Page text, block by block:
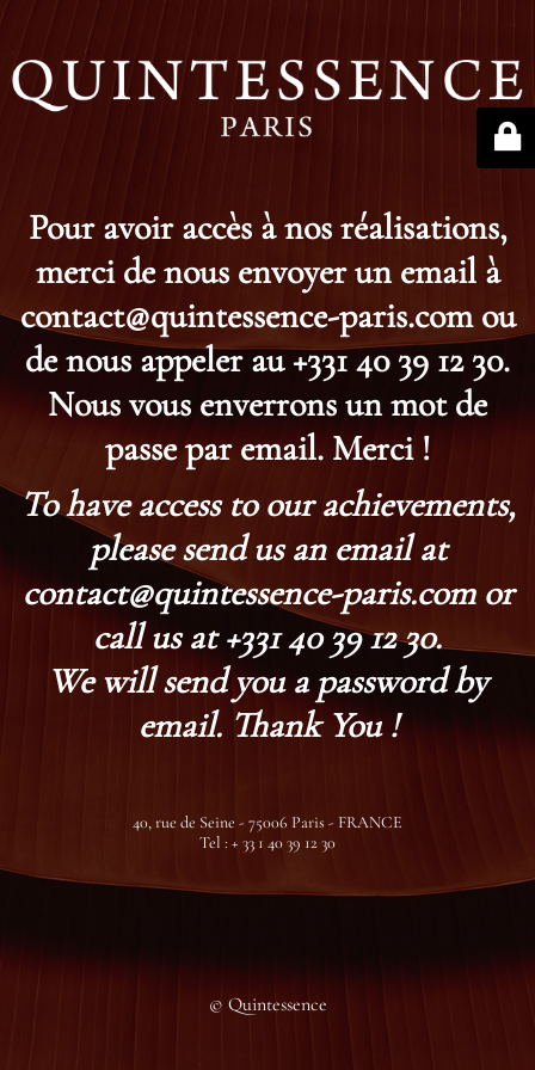
Pour avoir accès à nos réalisations,
merci de nous envoyer un email à
contact@quintessence-paris.com ou
de nous appeler au +331 40 39 12 30.
Nous vous enverrons un mot de
passe par email. Merci !
To have access to our achievements,
please send us an email at
contact@quintessence-paris.com or
call us at +331 40 39 12 30.
We will send you a password by
email. Thank You !
40, rue de Seine - 75006 Paris - FRANCE
Tel : + 33 1 40 39 12 30
© Quintessence